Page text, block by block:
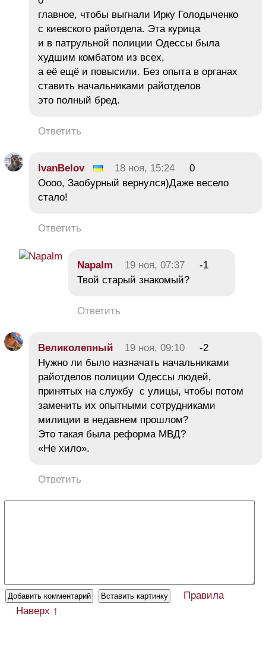
главное, чтобы выгнали Ирку Голодыченко
с киевского райотдела. Эта курица
и в патрульной полиции Одессы была
худшим комбатом из всех,
а её ещё и повысили. Без опыта в органах
ставить начальниками райотделов
это полный бред.
Ответить
IvanBelov 18 ноя, 15:24
0
Оооо, Заобурный вернулся)Даже весело
стало!
Ответить
Napalm 19 ноя, 07:37
-1
Твой старый знакомый?
Ответить
Великолепный 19 ноя, 09:10
-2
Нужно ли было назначать начальниками
райотделов полиции Одессы людей,
принятых на службу с улицы, чтобы потом
заменить их опытными сотрудниками
милиции в недавнем прошлом?
Это такая была реформа МВД?
«Не хило».
Ответить
Правила
Наверх ↑